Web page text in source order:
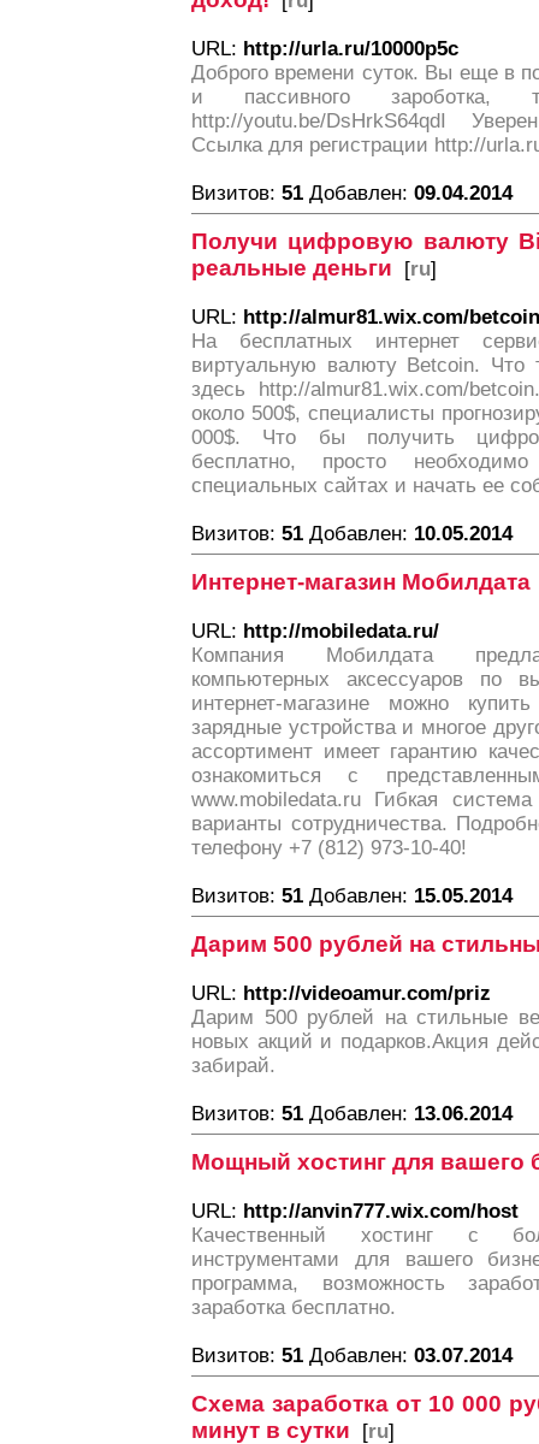
URL: http://urla.ru/10000p5c
Доброго времени суток. Вы еще в
и пассивного зароботка,
http://youtu.be/DsHrkS64qdI
Ссылка для регистрации http://
Визитов: 51 Добавлен: 09.04.2014
Получи цифровую валюту
реальные деньги [ru]
URL: http://almur81.wix.com/betcoin
На бесплатных интернет
виртуальную валюту Betcoin. Что
здесь http://almur81.wix.com/
около 500$, специалисты
000$. Что бы получить
бесплатно, просто необходимо
специальных сайтах и начать ее
Визитов: 51 Добавлен: 10.05.2014
Интернет-магазин Мобилдата
URL: http://mobiledata.ru/
Компания Мобилдата
компьютерных аксессуаров по
интернет-магазине можно
зарядные устройства и многое
ассортимент имеет гарантию
ознакомиться с
www.mobiledata.ru Гибкая
варианты сотрудничества.
телефону +7 (812) 973-10-40!
Визитов: 51 Добавлен: 15.05.2014
Дарим 500 рублей на
URL: http://videoamur.com/priz
Дарим 500 рублей на стильные
новых акций и подарков.Акция
забирай.
Визитов: 51 Добавлен: 13.06.2014
Мощный хостинг для вашего
URL: http://anvin777.wix.com/host
Качественный хостинг с
инструментами для вашего
программа, возможность
заработка бесплатно.
Визитов: 51 Добавлен: 03.07.2014
Схема заработка от 10 000
минут в сутки [ru]